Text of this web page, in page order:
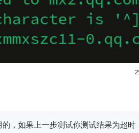
，如果上一步测试你测试结果为超时